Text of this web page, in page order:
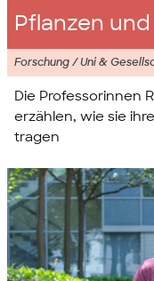
Pflanzen
Forschung / Uni &
Die Professorinnen
erzählen, wie sie
tragen